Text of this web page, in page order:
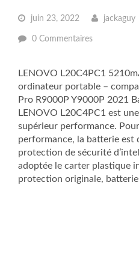
juin 23, 2022 jackaguy
0 Commentaires
LENOVO L20C4PC1
ordinateur portable –
Pro R9000P Y9000P 2021
LENOVO L20C4PC1 est
supérieur performance.
performance, la batterie est
protection de sécurité
adoptée le carter plastique
protection originale,